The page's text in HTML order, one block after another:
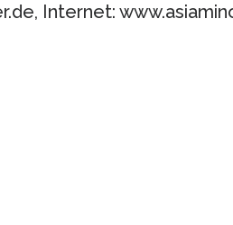
Internet: